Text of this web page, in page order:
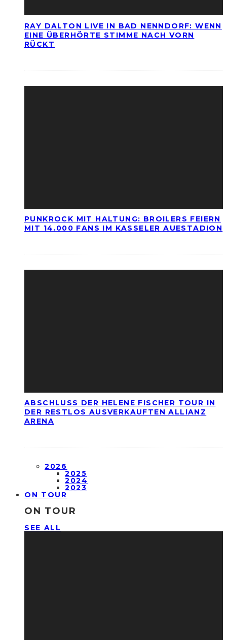
RAY DALTON LIVE IN BAD NENNDORF: WENN
EINE ÜBERHÖRTE STIMME NACH VORN
RÜCKT
PUNKROCK MIT HALTUNG: BROILERS FEIERN
MIT 14.000 FANS IM KASSELER AUESTADION
ABSCHLUSS DER HELENE FISCHER TOUR IN
DER RESTLOS AUSVERKAUFTEN ALLIANZ
ARENA
2026
2025
2024
2023
ON TOUR
ON TOUR
SEE ALL